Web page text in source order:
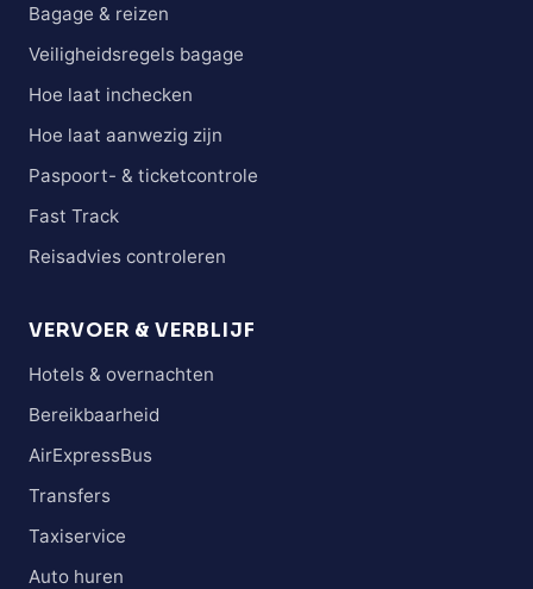
Bagage & reizen
Veiligheidsregels bagage
Hoe laat inchecken
Hoe laat aanwezig zijn
Paspoort- & ticketcontrole
Fast Track
Reisadvies controleren
VERVOER & VERBLIJF
Hotels & overnachten
Bereikbaarheid
AirExpressBus
Transfers
Taxiservice
Auto huren